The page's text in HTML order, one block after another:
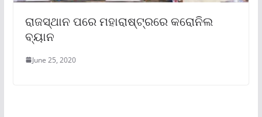
ରାଜସ୍ଥାନ ପରେ ମହାରାଷ୍ଟ୍ରରେ କରୋନିଲ
ବ୍ୟାନ
June 25, 2020